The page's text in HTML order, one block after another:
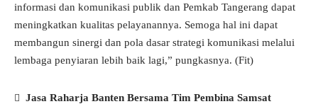
informasi dan komunikasi publik dan Pemkab Tangerang dapat
meningkatkan kualitas pelayanannya. Semoga hal ini dapat
membangun sinergi dan pola dasar strategi komunikasi melalui
lembaga penyiaran lebih baik lagi,” pungkasnya. (Fit)
Jasa Raharja Banten Bersama Tim Pembina Samsat